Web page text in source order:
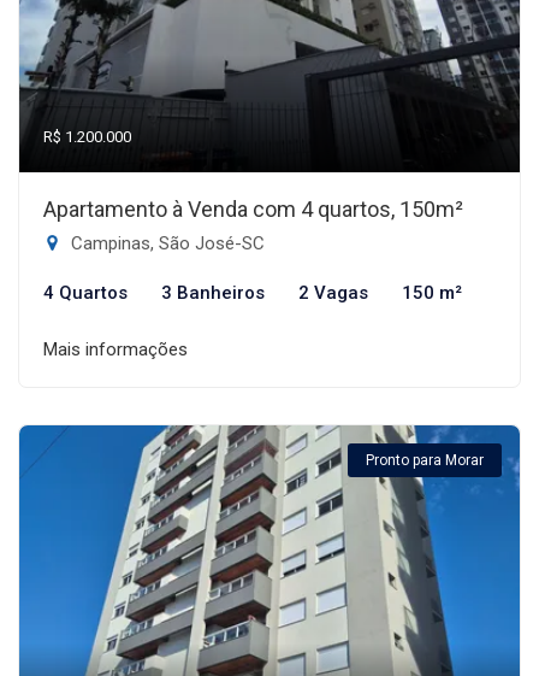
R$ 1.200.000
Apartamento à Venda com 4 quartos, 150m²
Campinas, São José-SC
4 Quartos 3 Banheiros 2 Vagas 150 m²
Mais informações
Pronto para Morar